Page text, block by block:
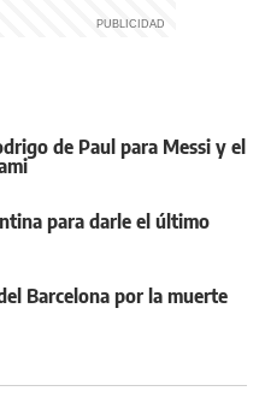
de Paul para Messi y el
para darle el último
Barcelona por la muerte